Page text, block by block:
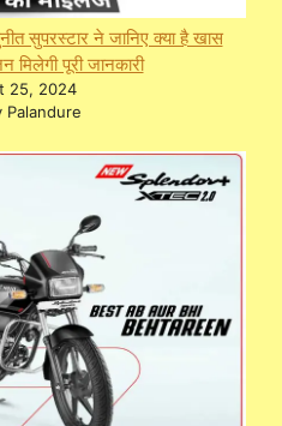
सुपरस्टार ने जानिए क्या है खास
पूरी जानकारी
25, 2024
Palandure